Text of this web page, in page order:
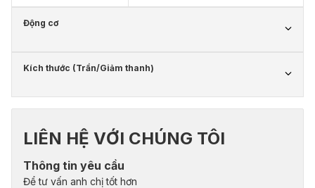
Động cơ
Kích thước (Trần/Giảm thanh)
LIÊN HỆ VỚI CHÚNG TÔI
Thông tin yêu cầu
Để tư vấn anh chị tốt hơn